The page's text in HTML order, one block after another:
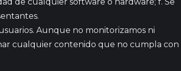
Aunque no monitorizamos ni
cualquier contenido que no cumpla con